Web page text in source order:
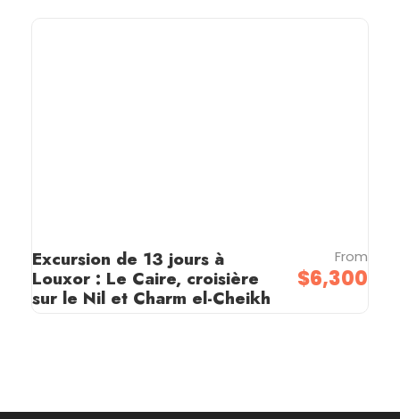
Excursion de 13 jours à
Louxor : Le Caire, croisière
sur le Nil et Charm el-Cheikh
From
$6,300